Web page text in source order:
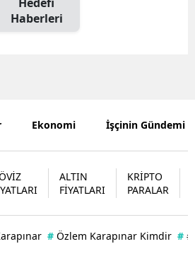
Haberleri
Ekonomi İşçinin Gündemi
ALTIN
FİYATLARI
KRİPTO
PARALAR
# Özlem Karapınar Kimdir #